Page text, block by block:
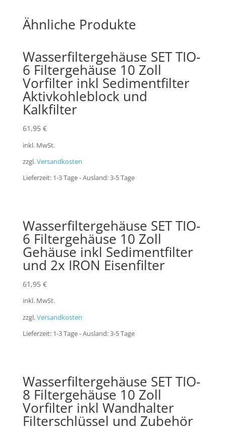
Ähnliche Produkte
Wasserfiltergehäuse SET TIO-
6 Filtergehäuse 10 Zoll
Vorfilter inkl Sedimentfilter
Aktivkohleblock und
Kalkfilter
61,95 €
inkl. MwSt.
zzgl.Versandkosten
Lieferzeit: 1-3 Tage - Ausland: 3-5 Tage
Wasserfiltergehäuse SET TIO-
6 Filtergehäuse 10 Zoll
Gehäuse inkl Sedimentfilter
und 2x IRON Eisenfilter
61,95 €
inkl. MwSt.
zzgl.Versandkosten
Lieferzeit: 1-3 Tage - Ausland: 3-5 Tage
Wasserfiltergehäuse SET TIO-
8 Filtergehäuse 10 Zoll
Vorfilter inkl Wandhalter
Filterschlüssel und Zubehör